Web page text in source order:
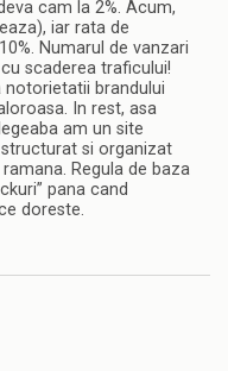
cam la 2%. Acum,
iar rata de
Numarul de vanzari
scaderea traficului!
brandului
In rest, asa
am un site
si organizat
Regula de baza
pana cand
doreste.